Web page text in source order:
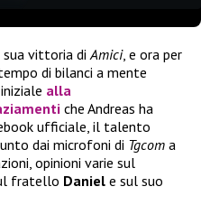
vittoria di Amici, e ora per
di bilanci a mente
alla
che Andreas ha
ufficiale, il talento
dai microfoni di Tgcom a
opinioni varie sul
fratello Daniel e sul suo